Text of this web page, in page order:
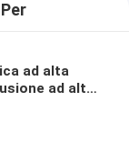
ad alta
ad alta